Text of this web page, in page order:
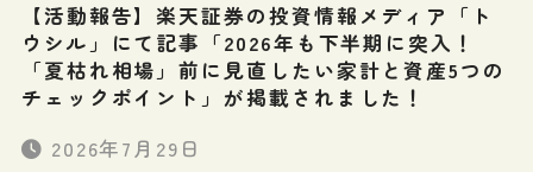
【活動報告】楽天証券の投資情報メディア「ト
ウシル」にて記事「2026年も下半期に突入！
「夏枯れ相場」前に見直したい家計と資産5つの
チェックポイント」が掲載されました！
2026年7月29日